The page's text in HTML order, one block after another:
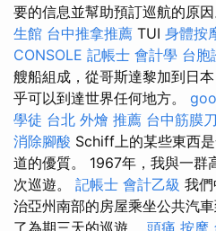
要的信息並幫助預訂巡航的原因
生館 台中推拿推薦 TUI 身體按
CONSOLE 記帳士 會計學 台胞
艘船組成，從哥斯達黎加到日
乎可以到達世界任何地方。
學徒 台北 外燴 推薦 台中筋膜
消除腳酸 Schiff上的某些東西
道的優質。 1967年，我與一群
次巡遊。 記帳士 會計乙級 我
治亞州南部的房屋乘坐公共汽
了為期三天的巡遊。 頭痛 按摩